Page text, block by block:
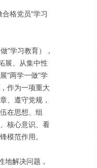
格党员”学习
”学习教育），
展、从集中性
“两学一做”学
作为一项重大
、遵守党规，
在思想、组
核心意识、看
模范作用。
地解决问题，